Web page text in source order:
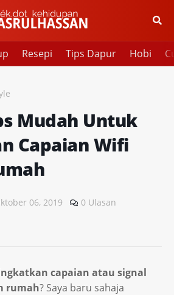
Resepi Tips Dapur Hobi
Mudah Untuk
Capaian Wifi
06, 2019 0 Ulasan
capaian atau signal
rumah? Saya baru sahaja